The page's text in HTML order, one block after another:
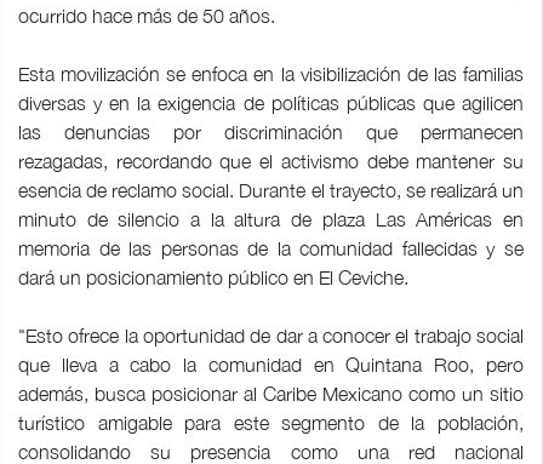
ocurrido hace más de 50 años.
Esta movilización se enfoca en la visibilización de las familias
diversas y en la exigencia de políticas públicas que agilicen
las denuncias por discriminación que permanecen
rezagadas, recordando que el activismo debe mantener su
esencia de reclamo social. Durante el trayecto, se realizará un
minuto de silencio a la altura de plaza Las Américas en
memoria de las personas de la comunidad fallecidas y se
dará un posicionamiento público en El Ceviche.
"Esto ofrece la oportunidad de dar a conocer el trabajo social
que lleva a cabo la comunidad en Quintana Roo, pero
además, busca posicionar al Caribe Mexicano como un sitio
turístico amigable para este segmento de la población,
consolidando su presencia como una red nacional